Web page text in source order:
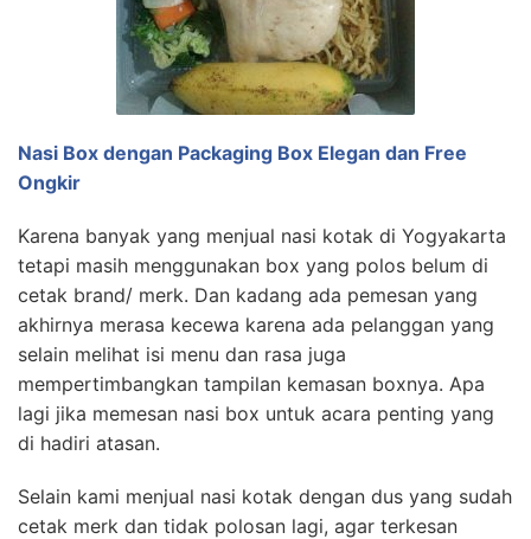
Nasi Box dengan Packaging Box Elegan dan Free
Ongkir
Karena banyak yang menjual nasi kotak di Yogyakarta
tetapi masih menggunakan box yang polos belum di
cetak brand/ merk. Dan kadang ada pemesan yang
akhirnya merasa kecewa karena ada pelanggan yang
selain melihat isi menu dan rasa juga
mempertimbangkan tampilan kemasan boxnya. Apa
lagi jika memesan nasi box untuk acara penting yang
di hadiri atasan.
Selain kami menjual nasi kotak dengan dus yang sudah
cetak merk dan tidak polosan lagi, agar terkesan